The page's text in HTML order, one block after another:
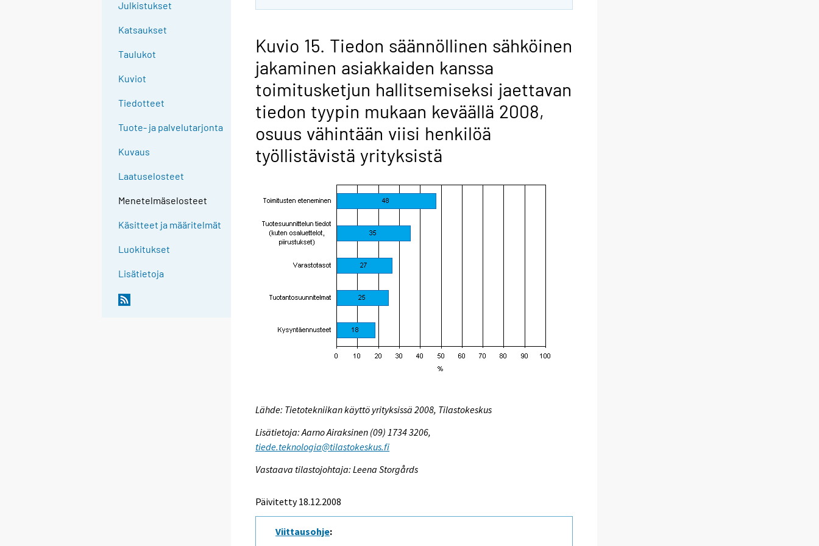
Julkistukset
Katsaukset
Taulukot
Kuviot
Tiedotteet
Tuote- ja palvelutarjonta
Kuvaus
Laatuselosteet
Menetelmäselosteet
Käsitteet ja määritelmät
Luokitukset
Lisätietoja
Kuvio 15. Tiedon säännöllinen sähköinen
jakaminen asiakkaiden kanssa
toimitusketjun hallitsemiseksi jaettavan
tiedon tyypin mukaan keväällä 2008,
osuus vähintään viisi henkilöä
työllistävistä yrityksistä
Lähde: Tietotekniikan käyttö yrityksissä 2008, Tilastokeskus
Lisätietoja: Aarno Airaksinen (09) 1734 3206,
tiede.teknologia@tilastokeskus.fi
Vastaava tilastojohtaja: Leena Storgårds
Päivitetty 18.12.2008
Viittausohje: